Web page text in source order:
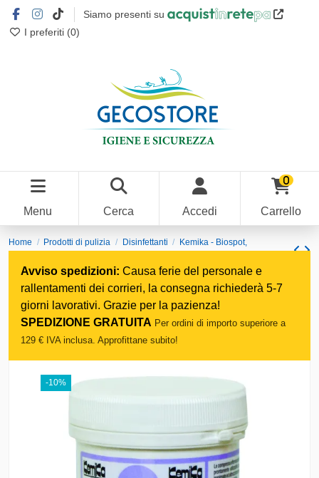
Siamo presenti su
I preferiti (0)
Menu Cerca Accedi
0
Carrello
Home Prodotti di pulizia Disinfettanti
Kemika - Biospot,
Avviso spedizioni: Causa ferie del personale e
rallentamenti dei corrieri, la consegna richiederà 5-7
giorni lavorativi. Grazie per la pazienza!
SPEDIZIONE GRATUITA Per ordini di importo superiore a
129 € IVA inclusa. Approfittane subito!
-10%